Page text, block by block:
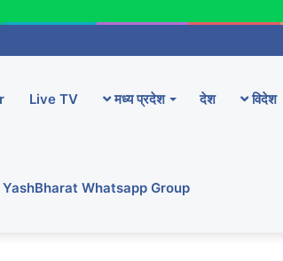
Live TV मध्य प्रदेश देश विदेश
Whatsapp Group